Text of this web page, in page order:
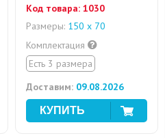
Код товара: 1030
Размеры: 150 х 70
Комплектация
Есть 3 размера
Доставим: 09.08.2026